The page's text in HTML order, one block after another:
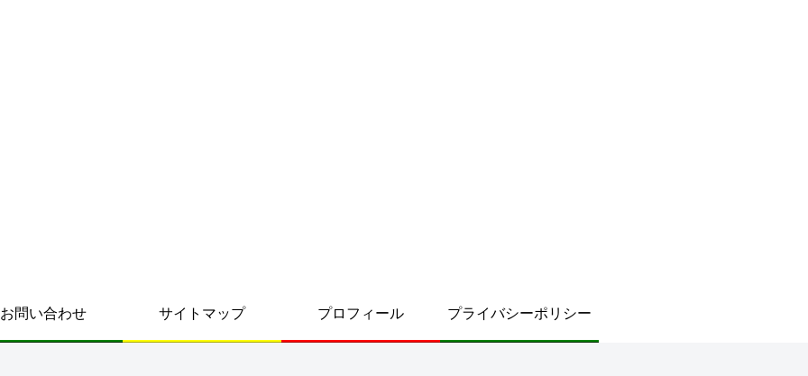
お問い合わせ サイトマップ プロフィール プライバシーポリシー